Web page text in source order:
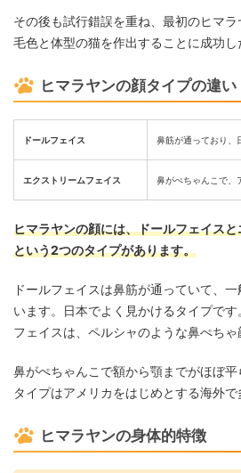
その後も試行錯誤を重ね、最初のヒマ
毛色と体型の猫を作出することに成功し
ヒマラヤンの顔タイプの違い
ドールフェイス 鼻筋が通っており、
エクストリームフェイス 鼻がぺちゃんこで、
ヒマラヤンの顔には、ドールフェイス
という2つのタイプがあります。
ドールフェイスは鼻筋が通っていて、
います。日本でよく見かけるタイプで
フェイスは、ペルシャのような鼻ぺちゃ
鼻がぺちゃんこで額から顎までがほぼ
タイプはアメリカをはじめとする海外で
ヒマラヤンの身体的特徴